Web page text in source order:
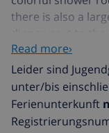
there is also a
dinner next to the
end which allows
you can find the
lot of water
or rentals, kayac,
There are 2
Read more›
Leider sind
unter/bis
Ferienunterkunft